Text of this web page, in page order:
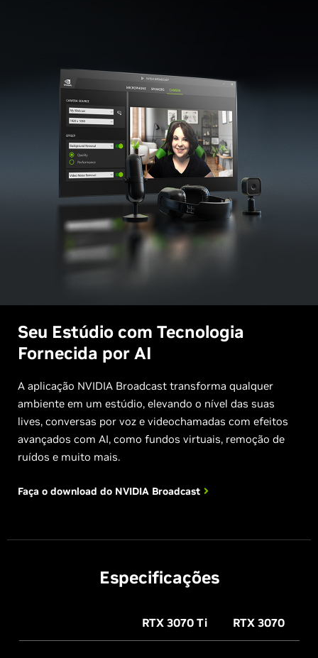
Seu Estúdio com Tecnologia
Fornecida por AI
A aplicação NVIDIA Broadcast transforma qualquer
ambiente em um estúdio, elevando o nível das suas
lives, conversas por voz e videochamadas com efeitos
avançados com AI, como fundos virtuais, remoção de
ruídos e muito mais.
Faça o download do NVIDIA Broadcast
Especificações
RTX 3070 Ti RTX 3070